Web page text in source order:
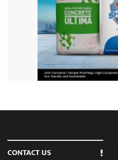
CONTACT US